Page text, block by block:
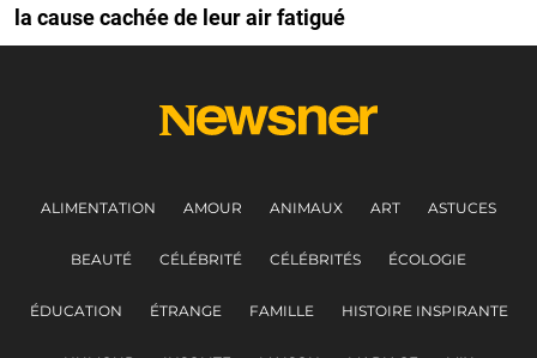
la cause cachée de leur air fatigué
ALIMENTATION AMOUR ANIMAUX ART ASTUCES
BEAUTÉ CÉLÉBRITÉ CÉLÉBRITÉS ÉCOLOGIE
ÉDUCATION ÉTRANGE FAMILLE HISTOIRE INSPIRANTE